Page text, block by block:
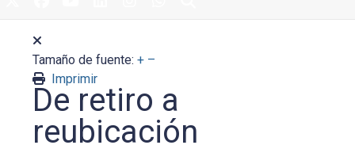
Tamaño de fuente: + –
Imprimir
De retiro a
reubicación